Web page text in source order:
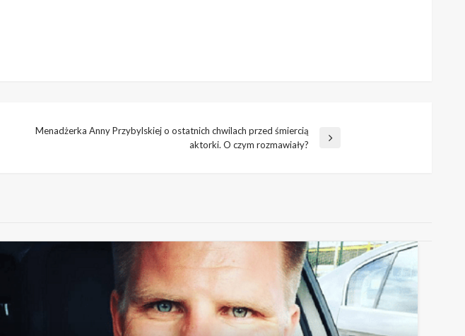
Menadżerka Anny Przybylskiej o ostatnich chwilach przed śmiercią
aktorki. O czym rozmawiały?